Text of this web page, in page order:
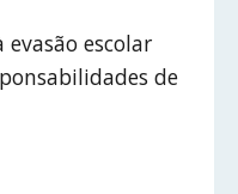
escolar
de